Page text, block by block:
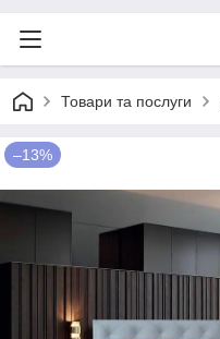
Товари та послуги
–13%